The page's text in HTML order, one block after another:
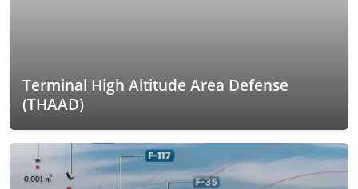
Terminal High Altitude Area Defense
(THAAD)